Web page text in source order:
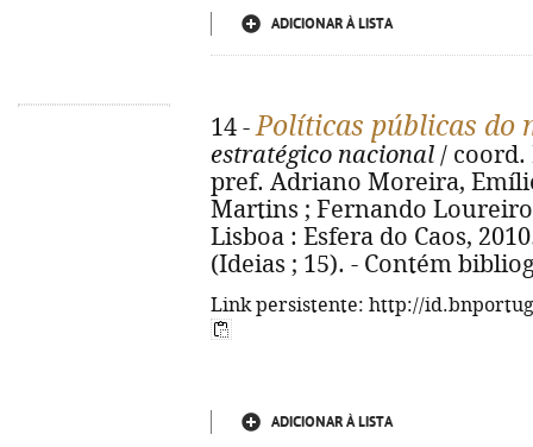
ADICIONAR À LISTA
14 -Políticas públicas do
estratégico nacional / coord.
pref. Adriano Moreira,
Martins ; Fernando Loureiro
Lisboa : Esfera do Caos,
(Ideias ; 15). - Contém
Link persistente: http://
ADICIONAR À LISTA